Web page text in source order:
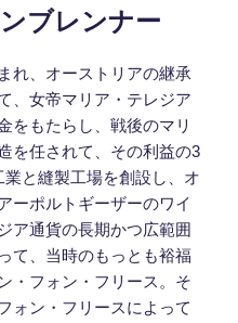
ブレンナー
れ、オーストリアの継承
、女帝マリア・テレジア
をもたらし、戦後のマリ
を任されて、その利益の3
と縫製工場を創設し、オ
ーポルトギーザーのワイ
ア通貨の長期かつ広範囲
て、当時のもっとも裕福
・フォン・フリース。そ
ォン・フリースによって